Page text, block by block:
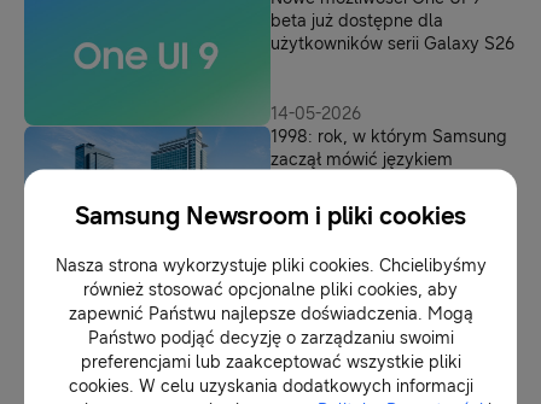
beta już dostępne dla
użytkowników serii Galaxy S26
14-05-2026
1998: rok, w którym Samsung
zaczął mówić językiem
Samsung rozszerza swoje
portfolio urządzeń kuchennych
13-05-2026
Samsung Newsroom i pliki cookies
Nasza strona wykorzystuje pliki cookies. Chcielibyśmy
również stosować opcjonalne pliki cookies, aby
zapewnić Państwu najlepsze doświadczenia. Mogą
Państwo podjąć decyzję o zarządzaniu swoimi
preferencjami lub zaakceptować wszystkie pliki
cookies. W celu uzyskania dodatkowych informacji